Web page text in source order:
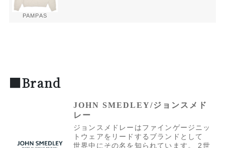
PAMPAS
■Brand
JOHN SMEDLEY/ジョンスメド
レー
ジョンスメドレーはファインゲージニッ
トウェアをリードするブランドとして
世界中にその名を知られています。 2世